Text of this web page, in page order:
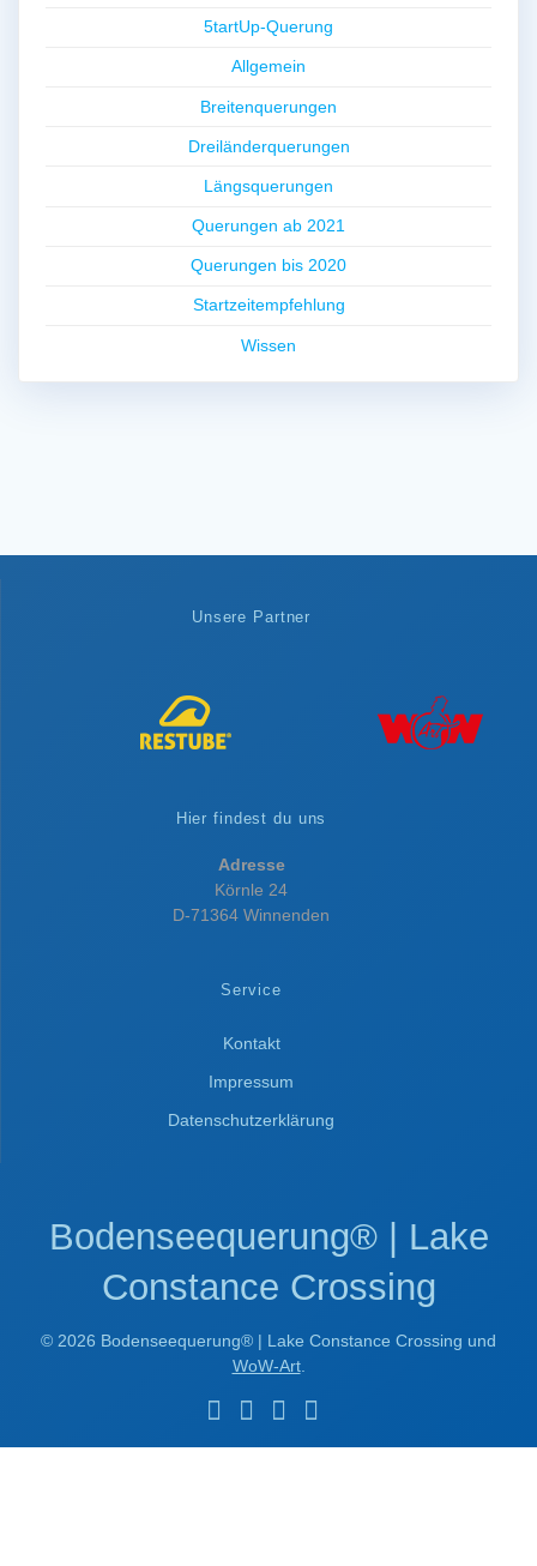
5tartUp-Querung
Allgemein
Breitenquerungen
Dreiländerquerungen
Längsquerungen
Querungen ab 2021
Querungen bis 2020
Startzeitempfehlung
Wissen
Unsere Partner
Hier findest du uns
Adresse
Körnle 24
D-71364 Winnenden
Service
Kontakt
Impressum
Datenschutzerklärung
Bodenseequerung® | Lake
Constance Crossing
© 2026 Bodenseequerung® | Lake Constance Crossing und
WoW-Art.